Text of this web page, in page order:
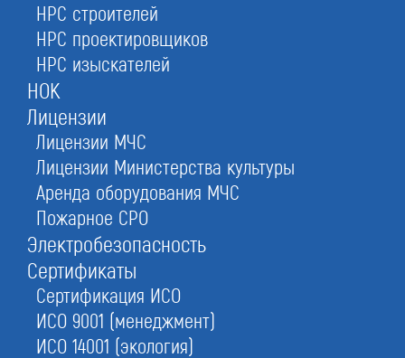
НРС строителей
НРС проектировщиков
НРС изыскателей
НОК
Лицензии
Лицензии МЧС
Лицензии Министерства культуры
Аренда оборудования МЧС
Пожарное СРО
Электробезопасность
Сертификаты
Сертификация ИСО
ИСО 9001 (менеджмент)
ИСО 14001 (экология)
Оставьте заявку прямо сейчас
Бесплатная консультация
При отправке данной формы вы соглашаетесь с
персональных данных.
1.Подберем
индивидуальную схему ликвидации
3. Снимем с учета
в ИФНС и внебюджетных фондах
2.Ликвидируем
с гарантией исключения из ЕГРЮЛ